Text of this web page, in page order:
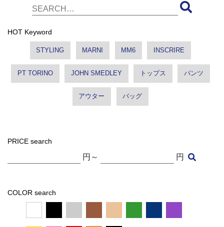
HOT Keyword
STYLING MARNI MM6 INSCRIRE
PT TORINO JOHN SMEDLEY トップス パンツ
アウター バッグ
PRICE search
円～ 円
COLOR search